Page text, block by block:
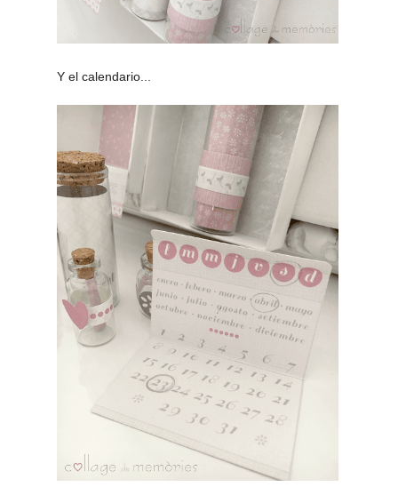
Y el calendario...